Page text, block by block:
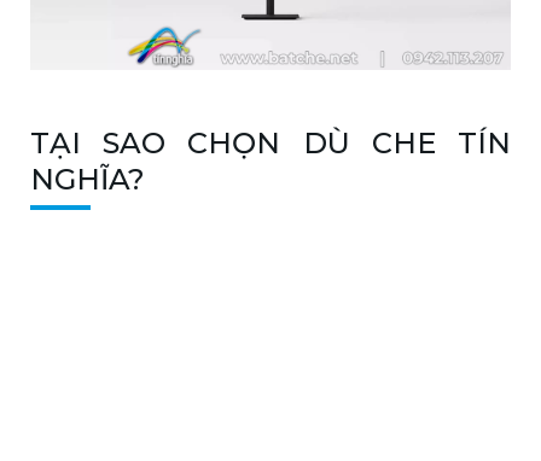
TẠI SAO CHỌN DÙ CHE TÍN
NGHĨA?